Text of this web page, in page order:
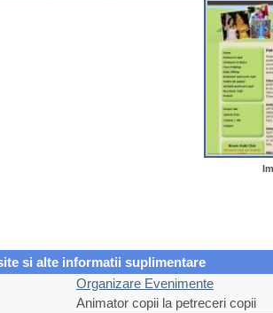
si alte informatii suplimentare
Organizare Evenimente
Animator copii la petreceri copii